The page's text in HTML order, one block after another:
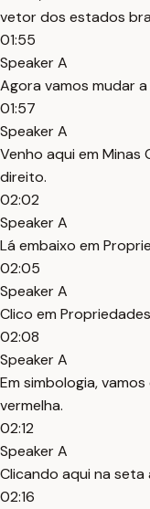
vetor dos estados
01:55
Speaker A
Agora vamos mudar
01:57
Speaker A
Venho aqui em Minas
direito.
02:02
Speaker A
Lá embaixo em
02:05
Speaker A
Clico em
02:08
Speaker A
Em simbologia,
vermelha.
02:12
Speaker A
Clicando aqui na seta
02:16